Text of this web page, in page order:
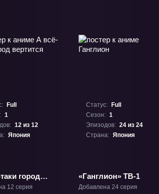
Full
1
12 из 12
Япония
город
ТВ-1
12 серия
Статус:
Full
Сезон: 1
Эпизодов: 24 из 24
Страна: Япония
«Ганглион» ТВ-1
Добавлена 24 серия